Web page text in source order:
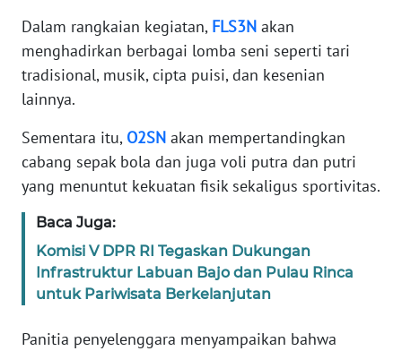
Dalam rangkaian kegiatan, FLS3N akan
menghadirkan berbagai lomba seni seperti tari
tradisional, musik, cipta puisi, dan kesenian
lainnya.
Sementara itu, O2SN akan mempertandingkan
cabang sepak bola dan juga voli putra dan putri
yang menuntut kekuatan fisik sekaligus sportivitas.
Baca Juga:
Komisi V DPR RI Tegaskan Dukungan
Infrastruktur Labuan Bajo dan Pulau Rinca
untuk Pariwisata Berkelanjutan
Panitia penyelenggara menyampaikan bahwa
WN
JABAR
BANTEN
WN
WN
KEPRI